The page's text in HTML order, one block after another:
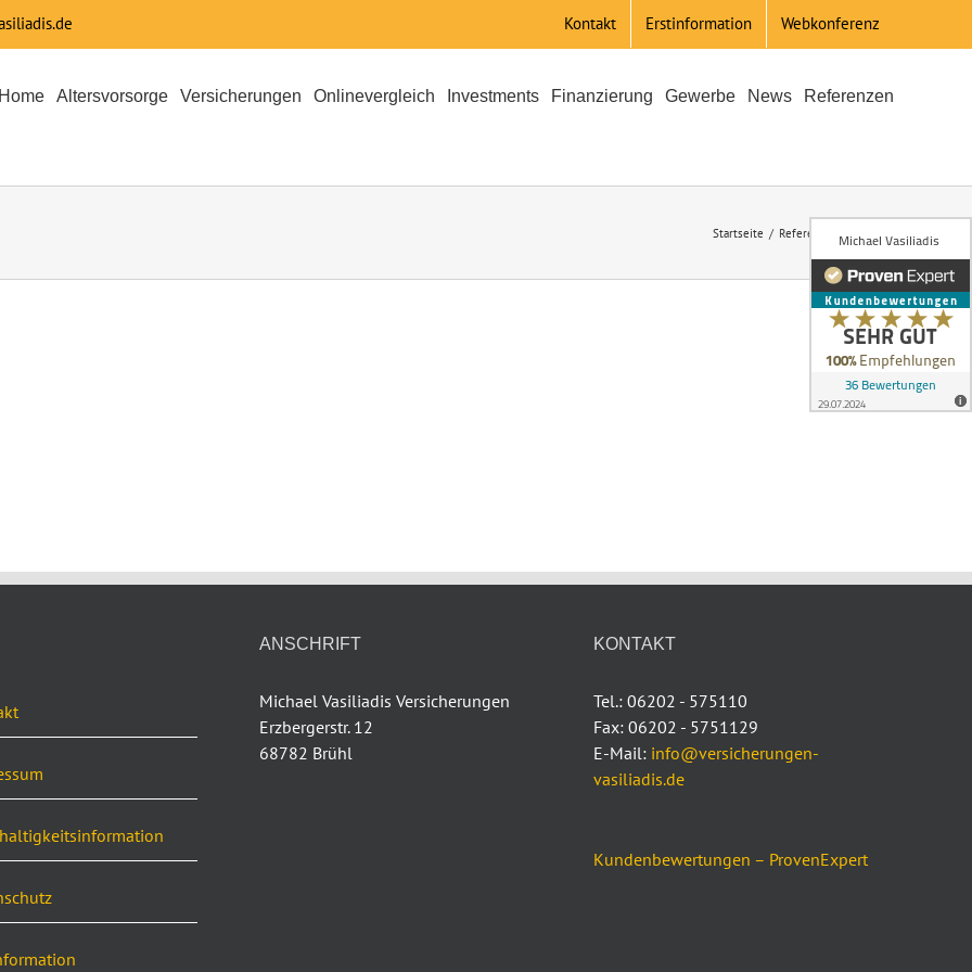
Kontakt Erstinformation Webkonferenz
Home Altersvorsorge Versicherungen Onlinevergleich Investments Finanzierung Gewerbe News Referenzen
Startseite Referenzen
ANSCHRIFT
Michael Vasiliadis Versicherungen
Erzbergerstr. 12
68782 Brühl
KONTAKT
Tel.: 06202 - 575110
Fax: 06202 - 5751129
E-Mail: info@versicherungen-
vasiliadis.de
Kundenbewertungen – ProvenExpert